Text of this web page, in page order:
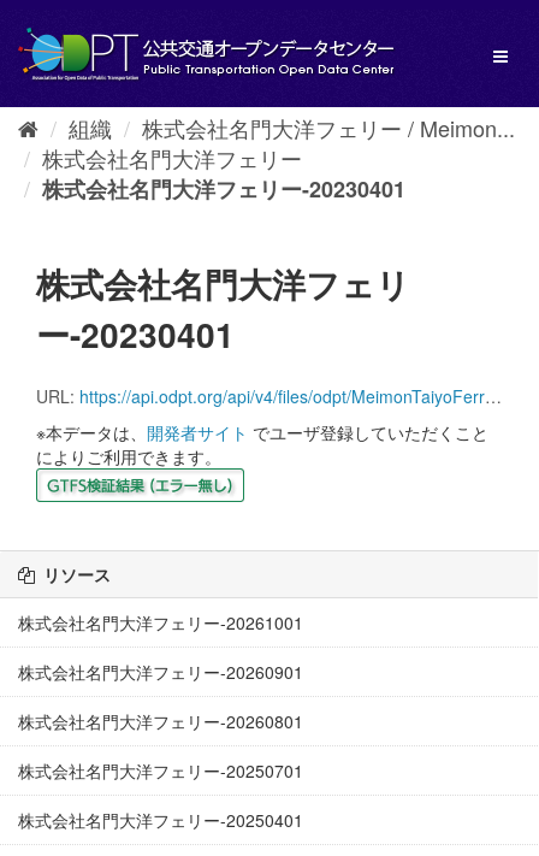
し
組織
株式会社名門大洋フェリー / Meimon...
株式会社名門大洋フェリー
株式会社名門大洋フェリー-20230401
株式会社名門大洋フェリ
ー-20230401
URL: https://api.odpt.org/api/v4/files/odpt/MeimonTaiyoFerry/AllLines.zip?date=20230401&acl:consumerKey=[アクセストークン/YOUR_ACCESS_TOKEN]
※本データは、 開発者サイト でユーザ登録していただくこと
によりご利用できます。
リソース
株式会社名門大洋フェリー-20261001
株式会社名門大洋フェリー-20260901
株式会社名門大洋フェリー-20260801
株式会社名門大洋フェリー-20250701
株式会社名門大洋フェリー-20250401